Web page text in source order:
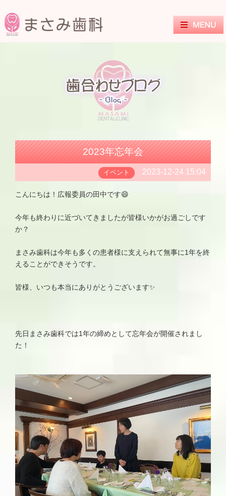
2023年忘年会
イベント 2023-12-24 15:04
こんにちは！広報委員の田中です😄
今年も終わりに近づいてきましたが皆様いかがお過ごしです
か？
まさみ歯科は今年も多くの患者様に支えられて無事に1年を終
えることができそうです。
皆様、いつも本当にありがとうございます✨
先日まさみ歯科では1年の締めとして忘年会が開催されまし
た！